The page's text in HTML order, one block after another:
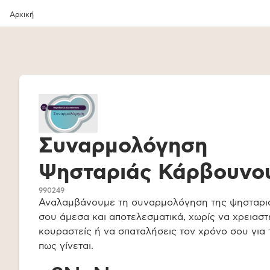
Αρχική
Συναρμολόγηση
Ψησταριάς
990249
Αναλαμβάνουμε τη συναρμολόγηση της
σου άμεσα και αποτελεσματικά, χωρίς να
κουραστείς ή να σπαταλήσεις τον χρόνο σου για
πως γίνεται.